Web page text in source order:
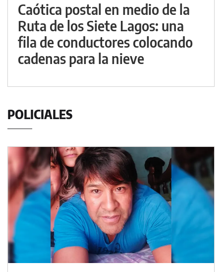
Caótica postal en medio de la
Ruta de los Siete Lagos: una
fila de conductores colocando
cadenas para la nieve
POLICIALES